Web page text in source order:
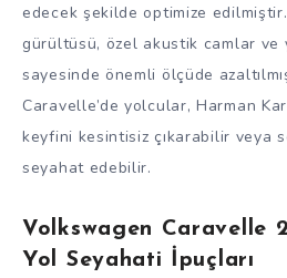
edecek şekilde optimize
gürültüsü, özel akustik camlar ve
sayesinde önemli ölçüde
Caravelle’de yolcular, Harman
keyfini kesintisiz çıkarabilir veya
seyahat edebilir.
Volkswagen Caravelle
Yol Seyahati İpuçları